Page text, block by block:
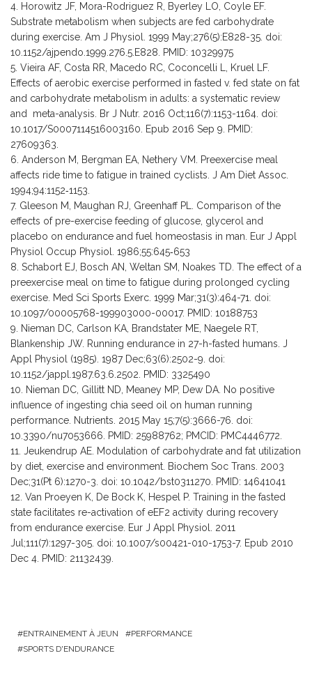
Horowitz JF, Mora-Rodriguez R, Byerley LO, Coyle EF.
Substrate metabolism when subjects are fed carbohydrate
during exercise. Am J Physiol. 1999 May;276(5):E828-35. doi:
10.1152/ajpendo.1999.276.5.E828. PMID: 10329975
Vieira AF, Costa RR, Macedo RC, Coconcelli L, Kruel LF.
Effects of aerobic exercise performed in fasted v. fed state on fat
and carbohydrate metabolism in adults: a systematic review
and meta-analysis. Br J Nutr. 2016 Oct;116(7):1153-1164. doi:
10.1017/S0007114516003160. Epub 2016 Sep 9. PMID:
27609363.
Anderson M, Bergman EA, Nethery VM. Preexercise meal
affects ride time to fatigue in trained cyclists. J Am Diet Assoc.
1994;94:1152‐1153.
Gleeson M, Maughan RJ, Greenhaff PL. Comparison of the
effects of pre-exercise feeding of glucose, glycerol and
placebo on endurance and fuel homeostasis in man. Eur J Appl
Physiol Occup Physiol. 1986;55:645‐653
Schabort EJ, Bosch AN, Weltan SM, Noakes TD. The effect of a
preexercise meal on time to fatigue during prolonged cycling
exercise. Med Sci Sports Exerc. 1999 Mar;31(3):464-71. doi:
10.1097/00005768-199903000-00017. PMID: 10188753
Nieman DC, Carlson KA, Brandstater ME, Naegele RT,
Blankenship JW. Running endurance in 27-h-fasted humans. J
Appl Physiol (1985). 1987 Dec;63(6):2502-9. doi:
10.1152/jappl.1987.63.6.2502. PMID: 3325490
Nieman DC, Gillitt ND, Meaney MP, Dew DA. No positive
influence of ingesting chia seed oil on human running
performance. Nutrients. 2015 May 15;7(5):3666-76. doi:
10.3390/nu7053666. PMID: 25988762; PMCID: PMC4446772.
Jeukendrup AE. Modulation of carbohydrate and fat utilization
by diet, exercise and environment. Biochem Soc Trans. 2003
Dec;31(Pt 6):1270-3. doi: 10.1042/bst0311270. PMID: 14641041
Van Proeyen K, De Bock K, Hespel P. Training in the fasted
state facilitates re-activation of eEF2 activity during recovery
from endurance exercise. Eur J Appl Physiol. 2011
Jul;111(7):1297-305. doi: 10.1007/s00421-010-1753-7. Epub 2010
Dec 4. PMID: 21132439.
ENTRAINEMENT À JEUN
PERFORMANCE
SPORTS D'ENDURANCE